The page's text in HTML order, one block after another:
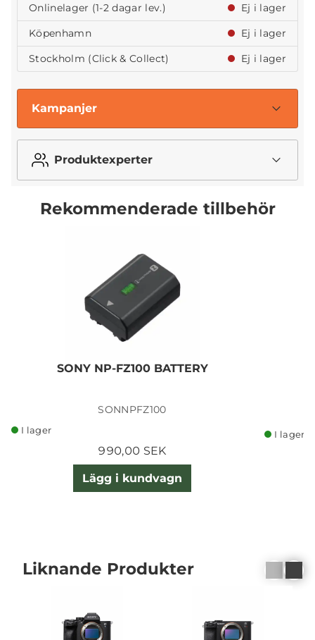
Onlinelager (1-2 dagar lev.)
Ej i lager
Köpenhamn
Ej i lager
Stockholm (Click & Collect)
Ej i lager
Kampanjer
Produktexperter
Rekommenderade tillbehör
SONY NP-FZ100 BATTERY
SONNPFZ100
I lager
990,00 SEK
Lägg i kundvagn
I lager
Liknande Produkter